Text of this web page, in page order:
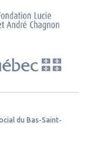
du Bas-Saint-